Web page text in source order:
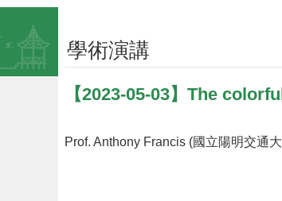
學術演講
【2023-05-03】The
Prof. Anthony Francis (國立陽明交通